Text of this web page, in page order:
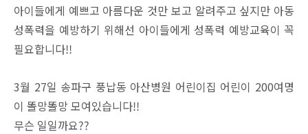
아이들에게 예쁘고 아름다운 것만 보고 알려주고 싶지만 아동
성폭력을 예방하기 위해선 아이들에게 성폭력 예방교육이 꼭
필요합니다!!
3월 27일 송파구 풍납동 아산병원 어린이집 어린이 200여명
이 똘망똘망 모여있습니다!!
무슨 일일까요??